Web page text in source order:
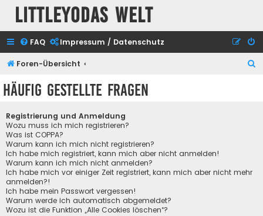
Littleyodas Welt
FAQ Impressum / Datenschutz
Foren-Übersicht
Häufig gestellte Fragen
Registrierung und Anmeldung
Wozu muss ich mich registrieren?
Was ist COPPA?
Warum kann ich mich nicht registrieren?
Ich habe mich registriert, kann mich aber nicht anmelden!
Warum kann ich mich nicht anmelden?
Ich habe mich vor einiger Zeit registriert, kann mich aber nicht mehr
anmelden?!
Ich habe mein Passwort vergessen!
Warum werde ich automatisch abgemeldet?
Wozu ist die Funktion „Alle Cookies löschen“?